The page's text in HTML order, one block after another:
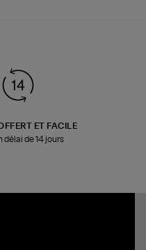
ET FACILE
délai de 14 jours